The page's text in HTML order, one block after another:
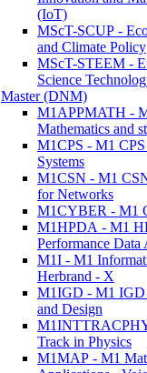
(IoT)
MScT-SCUP -
and Climate Policy
MScT-STEEM -
Science
Master (DNM)
M1APPMATH -
Mathematics and
M1CPS - M1
Systems
M1CSN - M1
for Networks
M1CYBER - M1
M1HPDA - M1
Performance Data
M1I - M1
Herbrand - X
M1IGD - M1 IGD
and Design
Track in Physics
M1MAP - M1